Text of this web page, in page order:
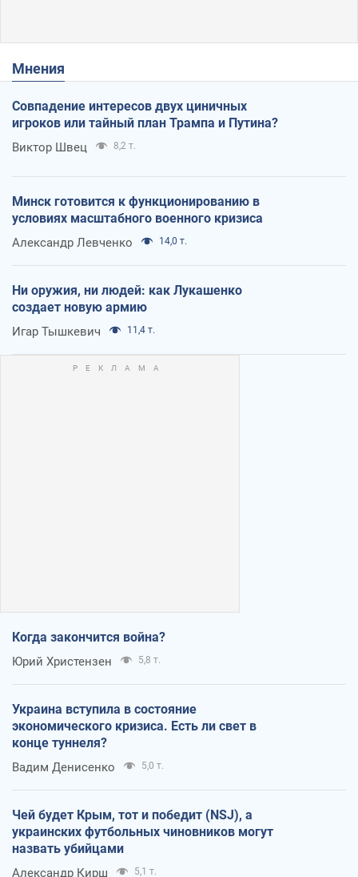
Мнения
Совпадение интересов двух циничных
игроков или тайный план Трампа и Путина?
Виктор Швец 8,2 т.
Минск готовится к функционированию в
условиях масштабного военного кризиса
Александр Левченко 14,0 т.
Ни оружия, ни людей: как Лукашенко
создает новую армию
Игар Тышкевич 11,4 т.
Когда закончится война?
Юрий Христензен 5,8 т.
Украина вступила в состояние
экономического кризиса. Есть ли свет в
конце туннеля?
Вадим Денисенко 5,0 т.
Чей будет Крым, тот и победит (NSJ), а
украинских футбольных чиновников могут
назвать убийцами
Александр Кирш 5,1 т.